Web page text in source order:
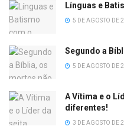
Línguas e
5 DE AGOSTO DE
Segundo a
5 DE AGOSTO DE
A Vítima e o
diferentes!
3 DE AGOSTO DE